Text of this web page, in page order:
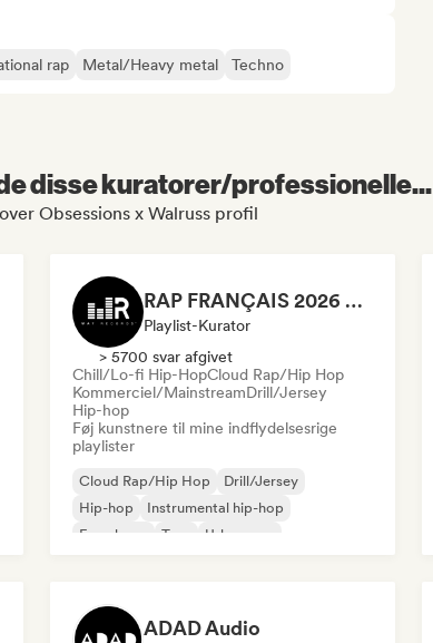
rap Metal/Heavy metal Techno
disse kuratorer/professionelle...
Obsessions x Walruss profil
RAP FRANÇAIS 2026 🔥🇫🇷 (Way Records)
Playlist-Kurator
> 5700 svar afgivet
Chill/Lo-fi Hip-HopCloud Rap/Hip Hop
Kommerciel/MainstreamDrill/Jersey
Hip-hop
Føj kunstnere til mine indflydelsesrige
playlister
Cloud Rap/Hip Hop
Drill/Jersey
Hip-hop
Instrumental hip-hop
Fransk rap
Trap
Urban pop
ADAD Audio